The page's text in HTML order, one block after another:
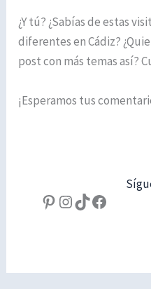
¿Y tú? ¿Sabías de estas
diferentes en Cádiz?
post con más temas así?
¡Esperamos tus
Pinterest
Instagram
TikTokFacebook